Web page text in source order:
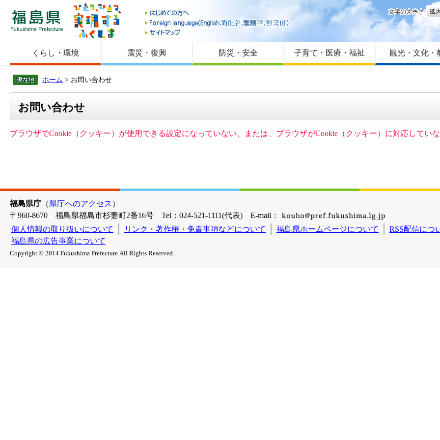
福島県
はじめての方へ
Foreign language
サイトマップ
文字
くらし・環境 震災・復興 防災・安全 子育て・医療・福祉 観光・文化・
ホーム > お問い合わせ
お問い合わせ
ブラウザでCookie（クッキー）が使用できる設定になっていない、または、ブラウザがCookie（クッキー）に対応してい
福島県庁 （県庁へのアクセス ）
〒960-8670 福島県福島市杉妻町2番16号 Tel：024-521-1111(代表) E-mail：
個人情報の取り扱いについて
リンク・著作権・免責事項などについて 福島県ホームページについて
RSS配信につ
福島県の広告事業について
Copyright © 2014 Fukushima Prefecture.All Rights Reserved.